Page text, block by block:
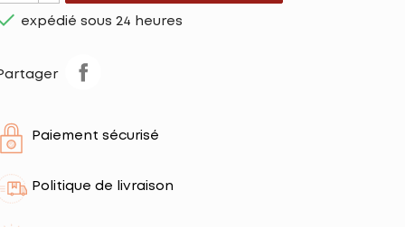
expédié sous 24 heures
Paiement sécurisé
Politique de livraison